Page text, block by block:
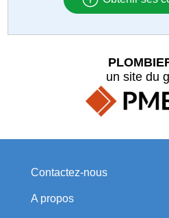
un site du
Contactez-nous
A propos